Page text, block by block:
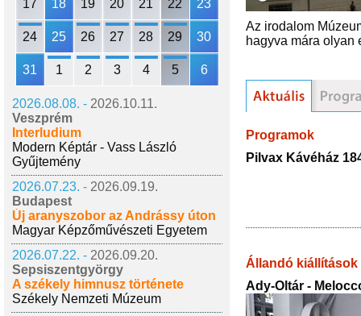
17 18 19 20 21 22 23
24 25 26 27 28 29 30
31 1 2 3 4 5 6
2026.08.08. - 2026.10.11.
Veszprém
Interludium
Modern Képtár - Vass László
Gyűjtemény
2026.07.23. - 2026.09.19.
Budapest
Új aranyszobor az Andrássy úton
Magyar Képzőművészeti Egyetem
2026.07.22. - 2026.09.20.
Sepsiszentgyörgy
A székely himnusz története
Székely Nemzeti Múzeum
Az irodalom
hagyva mára olyan
Programok
Pilvax Kávéház
Állandó kiállítások
Ady-Oltár -